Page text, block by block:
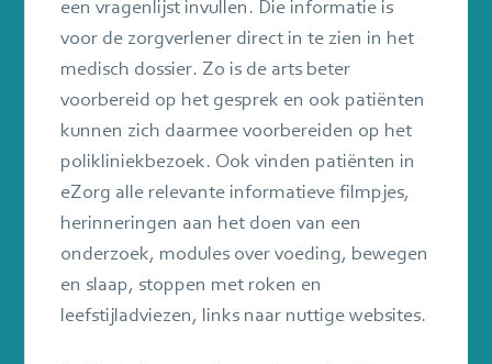
een vragenlijst invullen. Die informatie is
voor de zorgverlener direct in te zien in het
medisch dossier. Zo is de arts beter
voorbereid op het gesprek en ook patiënten
kunnen zich daarmee voorbereiden op het
polikliniekbezoek. Ook vinden patiënten in
eZorg alle relevante informatieve filmpjes,
herinneringen aan het doen van een
onderzoek, modules over voeding, bewegen
en slaap, stoppen met roken en
leefstijladviezen, links naar nuttige websites.